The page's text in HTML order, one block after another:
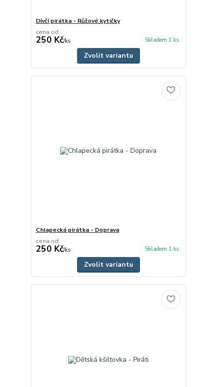
Dívčí pirátka - Růžové kytičky
cena od
250 Kč/ks Skladem 1 ks
Zvolit variantu
Chlapecká pirátka - Doprava
cena od
250 Kč/ks Skladem 1 ks
Zvolit variantu